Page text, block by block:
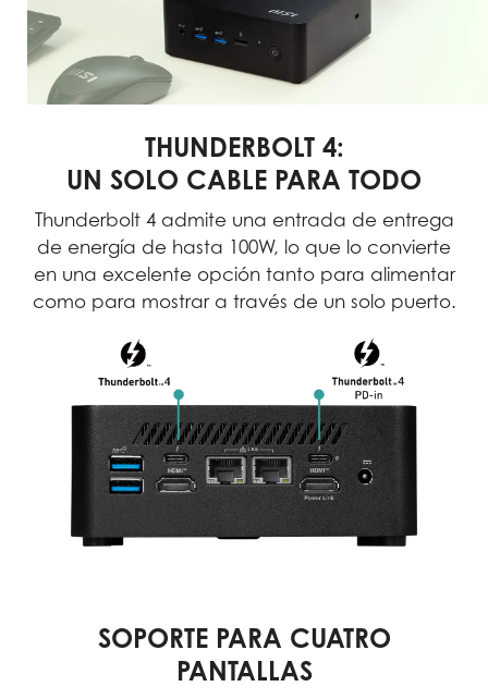
THUNDERBOLT 4:
UN SOLO CABLE PARA TODO
Thunderbolt 4 admite una entrada de entrega
de energía de hasta 100W, lo que lo convierte
en una excelente opción tanto para alimentar
como para mostrar a través de un solo puerto.
SOPORTE PARA CUATRO
PANTALLAS